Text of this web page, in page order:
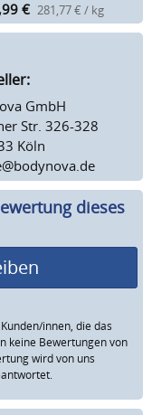
€ 281,77 € / kg
GmbH
Str. 326-328
Köln
dieses
innen, die das
keine Bewertungen von
wird von uns